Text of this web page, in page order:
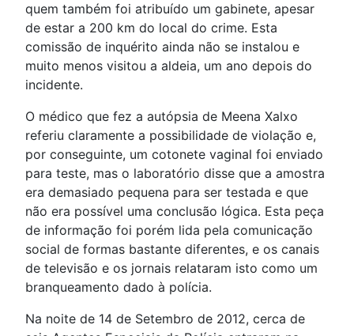
quem também foi atribuído um gabinete, apesar
de estar a 200 km do local do crime. Esta
comissão de inquérito ainda não se instalou e
muito menos visitou a aldeia, um ano depois do
incidente.
O médico que fez a autópsia de Meena Xalxo
referiu claramente a possibilidade de violação e,
por conseguinte, um cotonete vaginal foi enviado
para teste, mas o laboratório disse que a amostra
era demasiado pequena para ser testada e que
não era possível uma conclusão lógica. Esta peça
de informação foi porém lida pela comunicação
social de formas bastante diferentes, e os canais
de televisão e os jornais relataram isto como um
branqueamento dado à polícia.
Na noite de 14 de Setembro de 2012, cerca de